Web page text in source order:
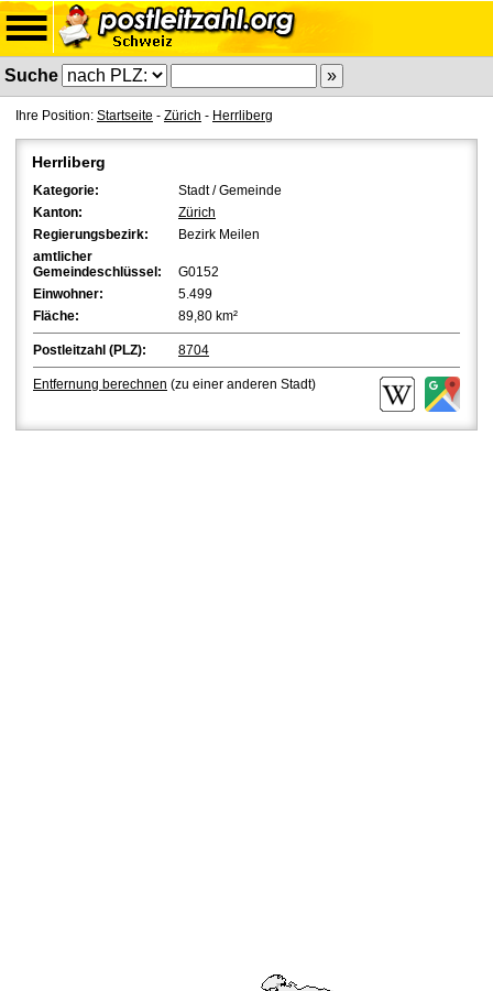
Suche
Ihre Position: Startseite - Zürich - Herrliberg
Herrliberg
Kategorie:
Stadt / Gemeinde
Kanton:
Zürich
Regierungsbezirk:
Bezirk Meilen
amtlicher
Gemeindeschlüssel:
G0152
Einwohner:
5.499
Fläche:
89,80 km²
Postleitzahl (PLZ): 8704
Entfernung berechnen (zu einer anderen Stadt)